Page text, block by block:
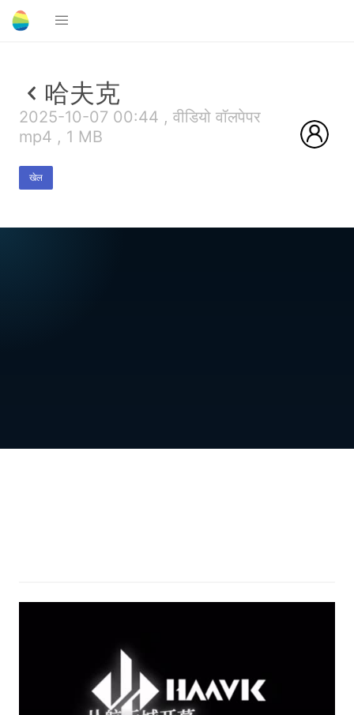
哈夫克
2025-10-07 00:44 , वीडियो वॉलपेपर
mp4 , 1 MB
खेल